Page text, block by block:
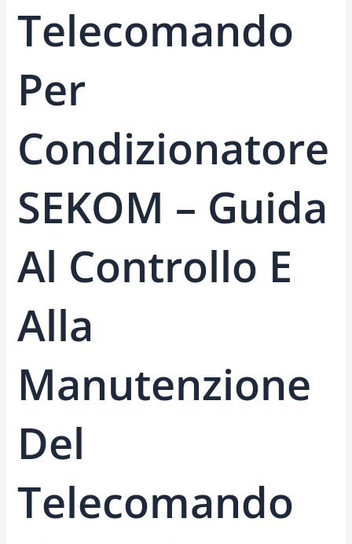
Telecomando
Per
Condizionatore
SEKOM – Guida
Al Controllo E
Alla
Manutenzione
Del
Telecomando